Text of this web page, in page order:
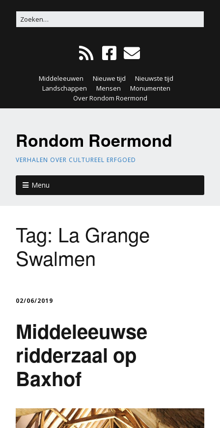
Middeleeuwen Nieuwe tijd
Nieuwste tijd
Landschappen
Mensen
Monumenten
Over Rondom Roermond
Rondom Roermond
VERHALEN OVER CULTUREEL ERFGOED
Menu
Tag: La Grange
Swalmen
02/06/2019
Middeleeuwse
ridderzaal op
Baxhof